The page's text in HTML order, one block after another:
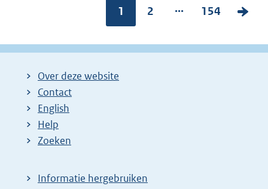
Pagina:
1
P
g
2 ...
P
g
154
V
l
Over deze website
Contact
English
Help
Zoeken
Informatie hergebruiken